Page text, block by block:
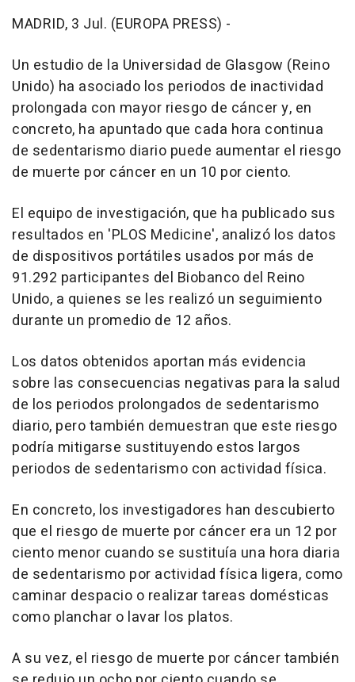
MADRID, 3 Jul. (EUROPA PRESS) -
Un estudio de la Universidad de Glasgow (Reino
Unido) ha asociado los periodos de inactividad
prolongada con mayor riesgo de cáncer y, en
concreto, ha apuntado que cada hora continua
de sedentarismo diario puede aumentar el riesgo
de muerte por cáncer en un 10 por ciento.
El equipo de investigación, que ha publicado sus
resultados en 'PLOS Medicine', analizó los datos
de dispositivos portátiles usados por más de
91.292 participantes del Biobanco del Reino
Unido, a quienes se les realizó un seguimiento
durante un promedio de 12 años.
Los datos obtenidos aportan más evidencia
sobre las consecuencias negativas para la salud
de los periodos prolongados de sedentarismo
diario, pero también demuestran que este riesgo
podría mitigarse sustituyendo estos largos
periodos de sedentarismo con actividad física.
En concreto, los investigadores han descubierto
que el riesgo de muerte por cáncer era un 12 por
ciento menor cuando se sustituía una hora diaria
de sedentarismo por actividad física ligera, como
caminar despacio o realizar tareas domésticas
como planchar o lavar los platos.
A su vez, el riesgo de muerte por cáncer también